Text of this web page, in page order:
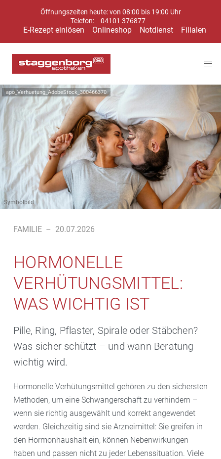
Öffnungszeiten heute: von 08:00 bis 19:00 Uhr
Telefon:
04101 376877
E-Rezept einlösen Onlineshop Notdienst Filialen
apo_Verhuetung_AdobeStock_300466370
Symbolbild
FAMILIE – 20.07.2026
HORMONELLE
VERHÜTUNGSMITTEL:
WAS WICHTIG IST
Pille, Ring, Pflaster, Spirale oder Stäbchen?
Was sicher schützt – und wann Beratung
wichtig wird.
Hormonelle Verhütungsmittel gehören zu den sichersten
Methoden, um eine Schwangerschaft zu verhindern –
wenn sie richtig ausgewählt und korrekt angewendet
werden. Gleichzeitig sind sie Arzneimittel: Sie greifen in
den Hormonhaushalt ein, können Nebenwirkungen
haben und passen nicht zu jeder Lebenssituation. Viele